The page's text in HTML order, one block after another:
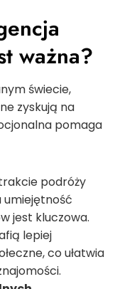
ważna?
świecie,
zyskują na
pomaga
podróży
umiejętność
jest kluczowa.
lepiej
co ułatwia